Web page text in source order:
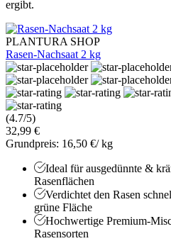
ergibt.
PLANTURA SHOP
Rasen-Nachsaat 2 kg
(4.7/5)
32,99 €
Grundpreis: 16,50 €/ kg
Ideal für ausgedünnte &
Rasenflächen
Verdichtet den Rasen
grüne Fläche
Hochwertige Premium-
Rasensorten